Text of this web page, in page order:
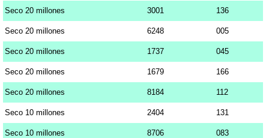
Seco 20 millones 3001 136
Seco 20 millones 6248 005
Seco 20 millones 1737 045
Seco 20 millones 1679 166
Seco 20 millones 8184 112
Seco 10 millones 2404 131
Seco 10 millones 8706 083